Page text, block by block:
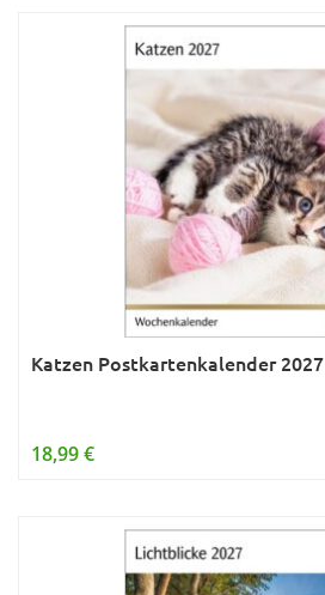
Katzen Postkartenkalender 2027
18,99 €